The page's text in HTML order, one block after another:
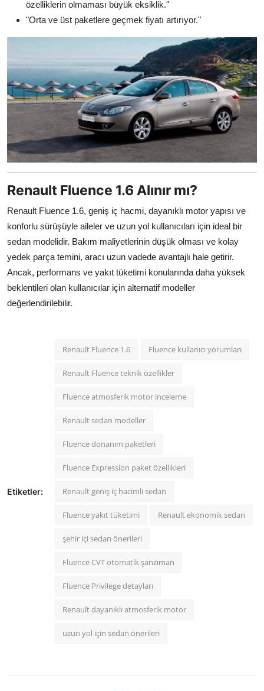
özelliklerin olmaması büyük eksiklik."
"Orta ve üst paketlere geçmek fiyatı artırıyor."
Renault Fluence 1.6 Alınır mı?
Renault Fluence 1.6, geniş iç hacmi, dayanıklı motor yapısı ve
konforlu sürüşüyle aileler ve uzun yol kullanıcıları için ideal bir
sedan modelidir. Bakım maliyetlerinin düşük olması ve kolay
yedek parça temini, aracı uzun vadede avantajlı hale getirir.
Ancak, performans ve yakıt tüketimi konularında daha yüksek
beklentileri olan kullanıcılar için alternatif modeller
değerlendirilebilir.
Etiketler:
Renault Fluence 1.6 Fluence kullanıcı yorumları
Renault Fluence teknik özellikler
Fluence atmosferik motor inceleme
Renault sedan modeller
Fluence donanım paketleri
Fluence Expression paket özellikleri
Renault geniş iç hacimli sedan
Fluence yakıt tüketimi Renault ekonomik sedan
şehir içi sedan önerileri
Fluence CVT otomatik şanzıman
Fluence Privilege detayları
Renault dayanıklı atmosferik motor
uzun yol için sedan önerileri